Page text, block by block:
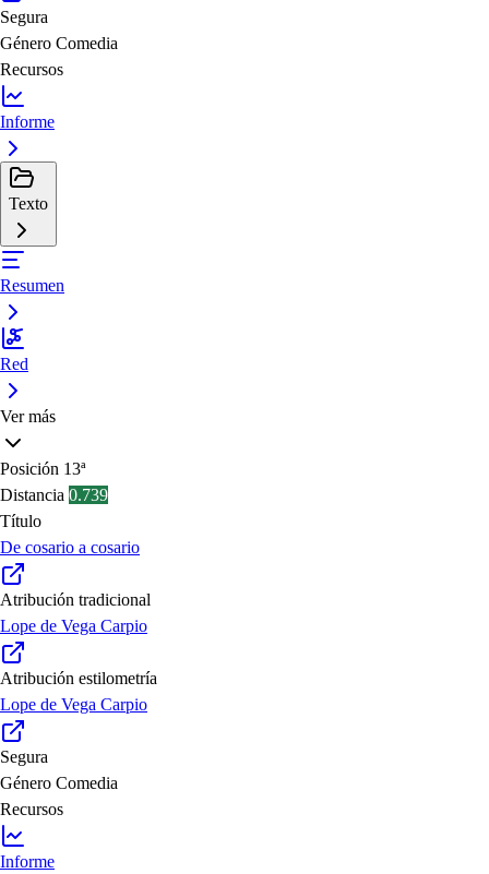
Segura
Género Comedia
Recursos
Informe
Texto
Resumen
Red
Ver más
Posición 13ª
Distancia 0.739
Título
De cosario a cosario
Atribución tradicional
Lope de Vega Carpio
Atribución estilometría
Lope de Vega Carpio
Segura
Género Comedia
Recursos
Informe